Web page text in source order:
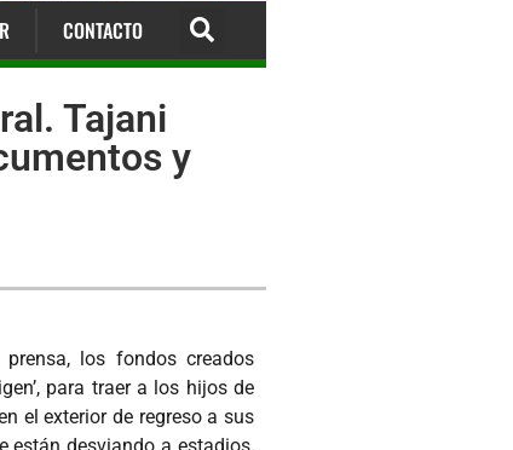
CONTACTO
Tajani
y
los fondos creados
para traer a los hijos de
el exterior de regreso a sus